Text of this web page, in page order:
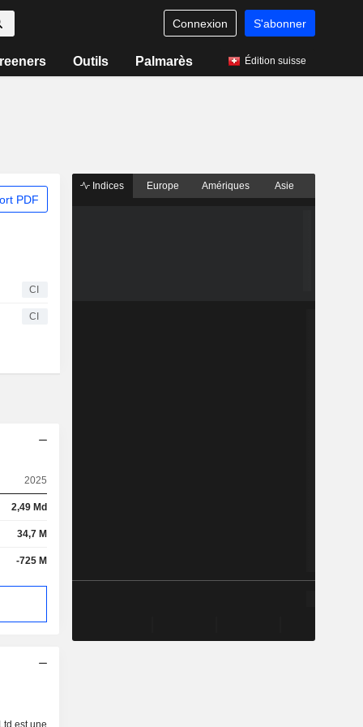
Connexion S'abonner
Outils Palmarès Édition suisse
PDF
CI
CI
2025
2,49 Md
34,7 M
-725 M
est une
Indices Europe Amériques Asie